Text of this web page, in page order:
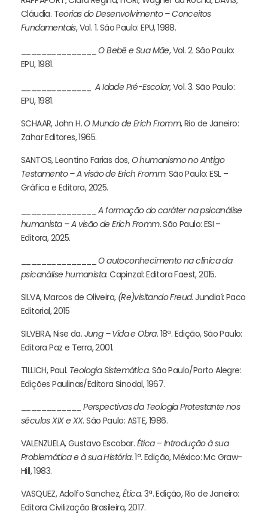
Cláudia. Teorias do Desenvolvimento – Conceitos
Fundamentais, Vol. 1. São Paulo: EPU, 1988.
_______________O Bebê e Sua Mãe, Vol. 2. São Paulo:
EPU, 1981.
______________A Idade Pré-Escolar, Vol. 3. São Paulo:
EPU, 1981.
SCHAAR, John H.O Mundo de Erich Fromm, Rio de Janeiro:
Zahar Editores, 1965.
SANTOS, Leontino Farias dos,O humanismo no Antigo
Testamento – A visão de Erich Fromm. São Paulo: ESL –
Gráfica e Editora, 2025.
_______________A formação do caráter na psicanálise
humanista – A visão de Erich Fromm. São Paulo: ESI –
Editora, 2025.
_______________O autoconhecimento na clínica da
psicanálise humanista. Capinzal: Editora Faest, 2015.
SILVA, Marcos de Oliveira, (Re)visitando Freud. Jundiaí: Paco
Editorial, 2015
SILVEIRA, Nise da. Jung – Vida e Obra. 18ª. Edição, São Paulo:
Editora Paz e Terra, 2001.
TILLICH, Paul. Teologia Sistemática. São Paulo/Porto Alegre:
Edições Paulinas/Editora Sinodal, 1967.
____________Perspectivas da Teologia Protestante nos
séculos XIX e XX. São Paulo: ASTE, 1986.
VALENZUELA, Gustavo Escobar. Ética – Introdução à sua
Problemática e à sua História.1ª. Edição, México: Mc Graw-
Hill, 1983.
VASQUEZ, Adolfo Sanchez,Ética. 3ª. Edição, Rio de Janeiro:
Editora Civilização Brasileira, 2017.